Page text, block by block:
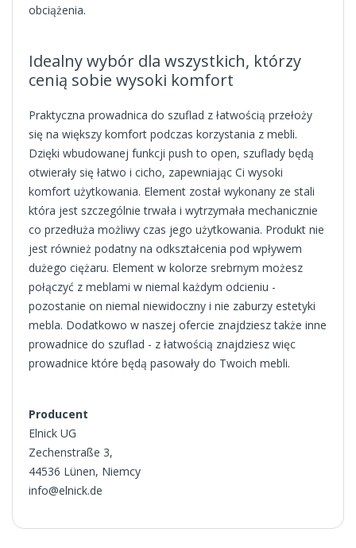
obciążenia.
Idealny wybór dla wszystkich, którzy
cenią sobie wysoki komfort
Praktyczna prowadnica do szuflad z łatwością przełoży
się na większy komfort podczas korzystania z mebli.
Dzięki wbudowanej funkcji push to open, szuflady będą
otwierały się łatwo i cicho, zapewniając Ci wysoki
komfort użytkowania. Element został wykonany ze stali
która jest szczególnie trwała i wytrzymała mechanicznie
co przedłuża możliwy czas jego użytkowania. Produkt nie
jest również podatny na odkształcenia pod wpływem
dużego ciężaru. Element w kolorze srebrnym możesz
połączyć z meblami w niemal każdym odcieniu -
pozostanie on niemal niewidoczny i nie zaburzy estetyki
mebla. Dodatkowo w naszej ofercie znajdziesz także inne
prowadnice do szuflad - z łatwością znajdziesz więc
prowadnice które będą pasowały do Twoich mebli.
Producent
Elnick UG
Zechenstraße 3,
44536 Lünen, Niemcy
info@elnick.de